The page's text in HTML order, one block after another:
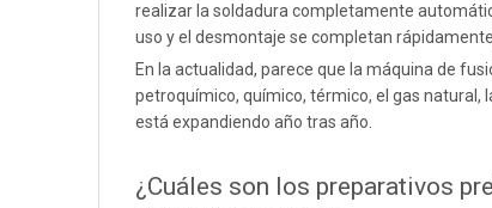
realizar la soldadura completamente
uso y el desmontaje se completan
En la actualidad, parece que la máquina de
petroquímico, químico, térmico, el gas natural,
está expandiendo año tras año.
¿Cuáles son los preparativos